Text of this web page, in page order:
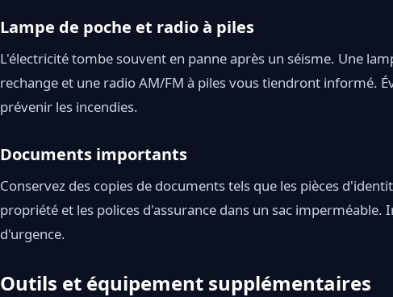
Lampe de poche et radio à piles
L'électricité tombe souvent en panne après un séisme. Une
rechange et une radio AM/FM à piles vous tiendront informé.
prévenir les incendies.
Documents importants
Conservez des copies de documents tels que les pièces
propriété et les polices d'assurance dans un sac imperméable.
d'urgence.
Outils et équipement supplémentaires